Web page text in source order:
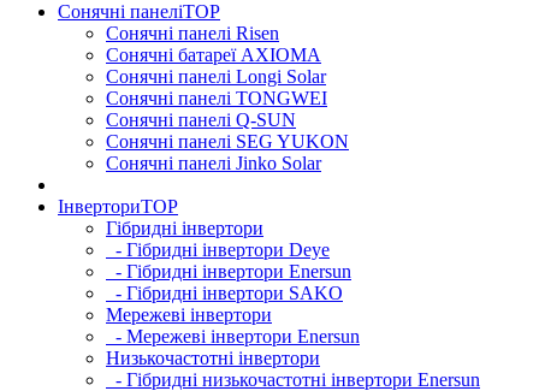
Сонячні панеліTOP
Сонячні панелі Risen
Сонячні батареї AXIOMA
Сонячні панелі Longi Solar
Сонячні панелі TONGWEI
Сонячні панелі Q-SUN
Сонячні панелі SEG YUKON
Сонячні панелі Jinko Solar
ІнверториTOP
Гібридні інвертори
- Гібридні інвертори Deye
- Гібридні інвертори Enersun
- Гібридні інвертори SAKO
Мережеві інвертори
- Мережеві інвертори Enersun
Низькочастотні інвертори
- Гібридні низькочастотні інвертори Enersun